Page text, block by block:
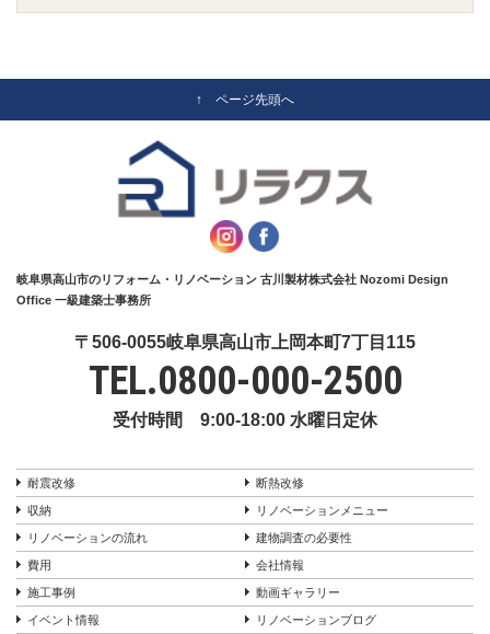
↑ ページ先頭へ
岐阜県高山市のリフォーム・リノベーション 古川製材株式会社 Nozomi Design
Office 一級建築士事務所
〒506-0055岐阜県高山市上岡本町7丁目115
TEL.0800-000-2500
受付時間 9:00-18:00 水曜日定休
耐震改修 断熱改修
収納 リノベーションメニュー
リノベーションの流れ 建物調査の必要性
費用 会社情報
施工事例 動画ギャラリー
イベント情報 リノベーションブログ